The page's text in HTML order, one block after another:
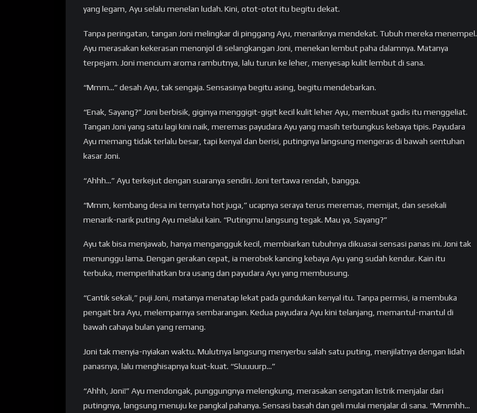
yang legam, Ayu selalu menelan ludah. Kini, otot-otot itu begitu dekat.
Tanpa peringatan, tangan Joni melingkar di pinggang Ayu, menariknya mendekat. Tubuh mereka menempel.
Ayu merasakan kekerasan menonjol di selangkangan Joni, menekan lembut paha dalamnya. Matanya
terpejam. Joni mencium aroma rambutnya, lalu turun ke leher, menyesap kulit lembut di sana.
“Mmm…” desah Ayu, tak sengaja. Sensasinya begitu asing, begitu mendebarkan.
“Enak, Sayang?” Joni berbisik, giginya menggigit-gigit kecil kulit leher Ayu, membuat gadis itu menggeliat.
Tangan Joni yang satu lagi kini naik, meremas payudara Ayu yang masih terbungkus kebaya tipis. Payudara
Ayu memang tidak terlalu besar, tapi kenyal dan berisi, putingnya langsung mengeras di bawah sentuhan
kasar Joni.
“Ahhh…” Ayu terkejut dengan suaranya sendiri. Joni tertawa rendah, bangga.
“Mmm, kembang desa ini ternyata hot juga,” ucapnya seraya terus meremas, memijat, dan sesekali
menarik-narik puting Ayu melalui kain. “Putingmu langsung tegak. Mau ya, Sayang?”
Ayu tak bisa menjawab, hanya mengangguk kecil, membiarkan tubuhnya dikuasai sensasi panas ini. Joni tak
menunggu lama. Dengan gerakan cepat, ia merobek kancing kebaya Ayu yang sudah kendur. Kain itu
terbuka, memperlihatkan bra usang dan payudara Ayu yang membusung.
“Cantik sekali,” puji Joni, matanya menatap lekat pada gundukan kenyal itu. Tanpa permisi, ia membuka
pengait bra Ayu, melemparnya sembarangan. Kedua payudara Ayu kini telanjang, memantul-mantul di
bawah cahaya bulan yang remang.
Joni tak menyia-nyiakan waktu. Mulutnya langsung menyerbu salah satu puting, menjilatnya dengan lidah
panasnya, lalu menghisapnya kuat-kuat. “Sluuuurp…”
“Ahhh, Joni!” Ayu mendongak, punggungnya melengkung, merasakan sengatan listrik menjalar dari
putingnya, langsung menuju ke pangkal pahanya. Sensasi basah dan geli mulai menjalar di sana. “Mmmhh…